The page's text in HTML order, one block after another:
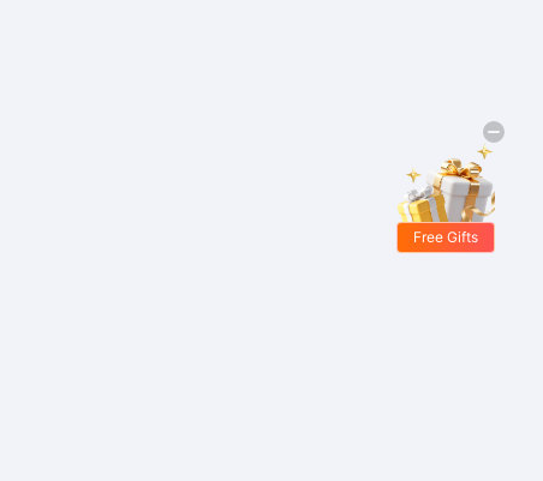
Free Gifts